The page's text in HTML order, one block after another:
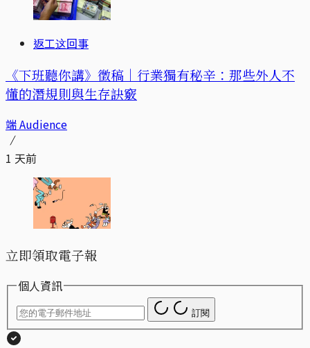
返工这回事
《下班聽你講》徵稿｜行業獨有秘辛：那些外人不
懂的潛規則與生存訣竅
端 Audience
1 天前
立即領取電子報
個人資訊
訂閱